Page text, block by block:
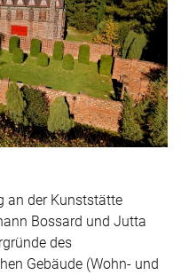
an der Kunststätte
Bossard und Jutta
des
Gebäude (Wohn- und